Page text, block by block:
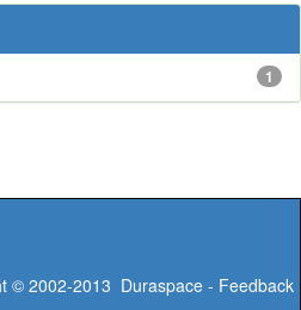
1
© 2002-2013 Duraspace - Feedback